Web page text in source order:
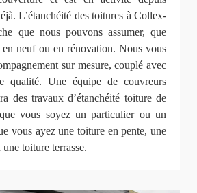
L’étanchéité des toitures à Collex-
que nous pouvons assumer, que
neuf ou en rénovation. Nous vous
sur mesure, couplé avec
qualité. Une équipe de couvreurs
des travaux d’étanchéité toiture de
vous soyez un particulier ou un
vous ayez une toiture en pente, une
toiture terrasse.